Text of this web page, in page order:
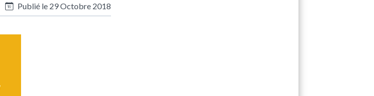
Publié le 29 Octobre 2018